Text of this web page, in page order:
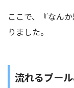
ここで、『なん
りました。
流れるプー